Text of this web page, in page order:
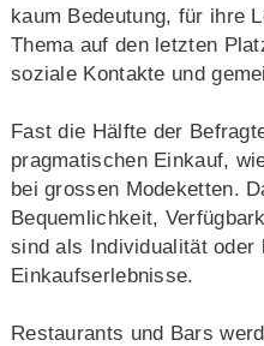
kaum Bedeutung, für ihre
Thema auf den letzten
soziale Kontakte und
Fast die Hälfte der
pragmatischen Einkauf,
bei grossen Modeketten.
Bequemlichkeit,
sind als Individualität oder
Einkaufserlebnisse.
Restaurants und Bars